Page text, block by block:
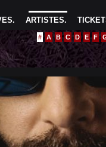
ARTISTES.
.
# A B C D E F